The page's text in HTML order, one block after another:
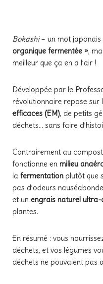
Bokashi– un mot
organique fermentée »,
meilleur que ça en a l’air !
Développée par le
révolutionnaire repose sur
efficaces (EM), de petits
déchets… sans faire
Contrairement au
fonctionne en milieu
la fermentationplutôt que
pas d’odeurs
et un engrais naturel
plantes.
En résumé : vous
déchets, et vos légumes
déchets ne pouvaient pas